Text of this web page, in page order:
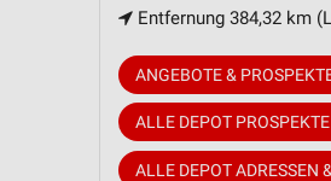
Entfernung 384,32 km
ANGEBOTE &
ALLE DEPOT
ALLE DEPOT ADRESSEN